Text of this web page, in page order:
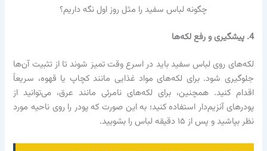
چگونه لباس سفید را مثل روز اول نگه داریم؟
4. پیشگیری و رفع لکه‌ها
لکه‌های روی لباس سفید باید در اسرع وقت تمیز شوند تا از تثبیت آن‌ها
جلوگیری شود. برای لکه‌های مواد غذایی مانند کچاپ یا قهوه، سریعاً
اقدام کنید. همچنین، برای لکه‌های نامرئی مانند عرق، می‌توانید از
پودرهای آنزیم‌دار استفاده کنید؛ به این صورت که پودر را روی ناحیه مورد
نظر بپاشید و پس از ۱۵ دقیقه لباس را بشویید.